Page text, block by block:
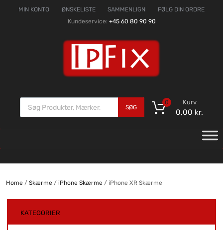
MIN KONTO ØNSKELISTE SAMMENLIGN
FØLG DIN ORDRE
Kundeservice: +45 60 80 90 90
SØG
Kurv
0,00 kr.
0
Home/ Skærme/ iPhone Skærme/ iPhone XR Skærme
KATEGORIER